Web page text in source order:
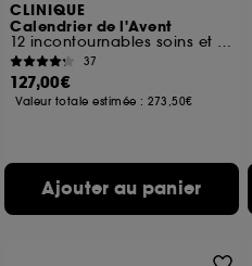
CLINIQUE
Calendrier de l'Avent
12 incontournables soins et make-up
37
127,00€
Valeur totale estimée :273,50€
Ajouter au panier